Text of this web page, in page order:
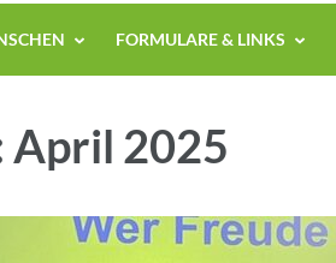
FORMULARE & LINKS
April 2025